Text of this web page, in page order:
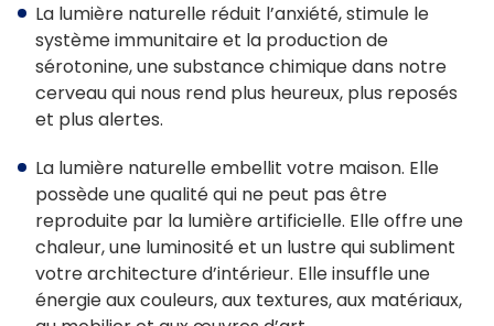
Architecte professionnel 25% de réduction
Architectes Contact
Déclaration LEED
Options de vitrage et de cadre
Options de vitrage
La lumière naturelle réduit l’anxiété, stimule le
système immunitaire et la production de
sérotonine, une substance chimique dans notre
cerveau qui nous rend plus heureux, plus reposés
et plus alertes.
La lumière naturelle embellit votre maison. Elle
possède une qualité qui ne peut pas être
reproduite par la lumière artificielle. Elle offre une
chaleur, une luminosité et un lustre qui subliment
votre architecture d’intérieur. Elle insuffle une
énergie aux couleurs, aux textures, aux matériaux,